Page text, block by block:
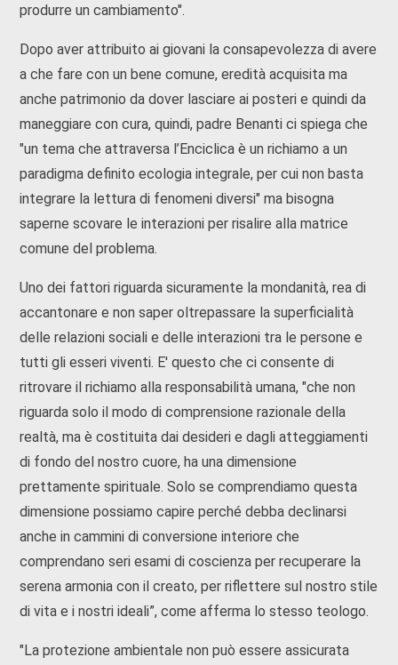
produrre un cambiamento".
Dopo aver attribuito ai giovani la consapevolezza di avere
a che fare con un bene comune, eredità acquisita ma
anche patrimonio da dover lasciare ai posteri e quindi da
maneggiare con cura, quindi, padre Benanti ci spiega che
"un tema che attraversa l’Enciclica è un richiamo a un
paradigma definito ecologia integrale, per cui non basta
integrare la lettura di fenomeni diversi" ma bisogna
saperne scovare le interazioni per risalire alla matrice
comune del problema.
Uno dei fattori riguarda sicuramente la mondanità, rea di
accantonare e non saper oltrepassare la superficialità
delle relazioni sociali e delle interazioni tra le persone e
tutti gli esseri viventi. E' questo che ci consente di
ritrovare il richiamo alla responsabilità umana, "che non
riguarda solo il modo di comprensione razionale della
realtà, ma è costituita dai desideri e dagli atteggiamenti
di fondo del nostro cuore, ha una dimensione
prettamente spirituale. Solo se comprendiamo questa
dimensione possiamo capire perché debba declinarsi
anche in cammini di conversione interiore che
comprendano seri esami di coscienza per recuperare la
serena armonia con il creato, per riflettere sul nostro stile
di vita e i nostri ideali”, come afferma lo stesso teologo.
"La protezione ambientale non può essere assicurata